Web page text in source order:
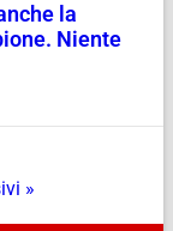
la
Niente
»